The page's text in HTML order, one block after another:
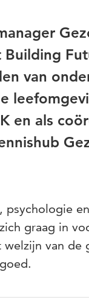
van
en als
psychologie
graag in
van de